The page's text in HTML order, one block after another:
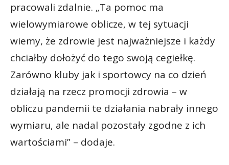
pracowali zdalnie. „Ta pomoc ma
wielowymiarowe oblicze, w tej sytuacji
wiemy, że zdrowie jest najważniejsze i każdy
chciałby dołożyć do tego swoją cegiełkę.
Zarówno kluby jak i sportowcy na co dzień
działają na rzecz promocji zdrowia – w
obliczu pandemii te działania nabrały innego
wymiaru, ale nadal pozostały zgodne z ich
wartościami” – dodaje.